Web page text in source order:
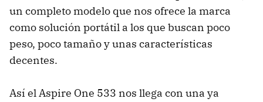
un completo modelo que nos ofrece la marca
como solución portátil a los que buscan poco
peso, poco tamaño y unas características
decentes.
Así el Aspire One 533 nos llega con una ya